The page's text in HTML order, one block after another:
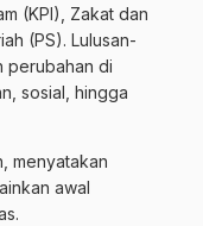
(KPI), Zakat dan
(PS). Lulusan-
perubahan di
sosial, hingga
menyatakan
awal